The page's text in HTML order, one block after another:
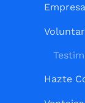
Hazte